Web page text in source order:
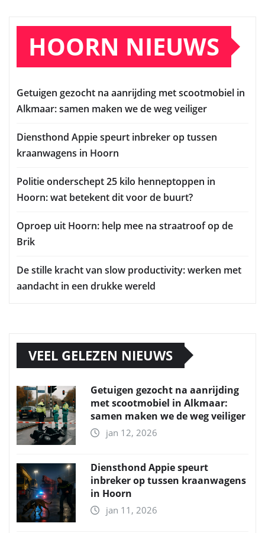
HOORN NIEUWS
Getuigen gezocht na aanrijding met scootmobiel in
Alkmaar: samen maken we de weg veiliger
Diensthond Appie speurt inbreker op tussen
kraanwagens in Hoorn
Politie onderschept 25 kilo henneptoppen in
Hoorn: wat betekent dit voor de buurt?
Oproep uit Hoorn: help mee na straatroof op de
Brik
De stille kracht van slow productivity: werken met
aandacht in een drukke wereld
VEEL GELEZEN NIEUWS
Getuigen gezocht na aanrijding
met scootmobiel in Alkmaar:
samen maken we de weg veiliger
jan 12, 2026
Diensthond Appie speurt
inbreker op tussen kraanwagens
in Hoorn
jan 11, 2026